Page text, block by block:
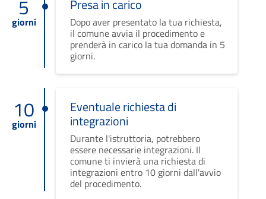
5
giorni
Presa in carico
Dopo aver presentato la tua richiesta,
il comune avvia il procedimento e
prenderà in carico la tua domanda in 5
giorni.
10
giorni
Eventuale richiesta di
integrazioni
Durante l'istruttoria, potrebbero
essere necessarie integrazioni. Il
comune ti invierà una richiesta di
integrazioni entro 10 giorni dall'avvio
del procedimento.